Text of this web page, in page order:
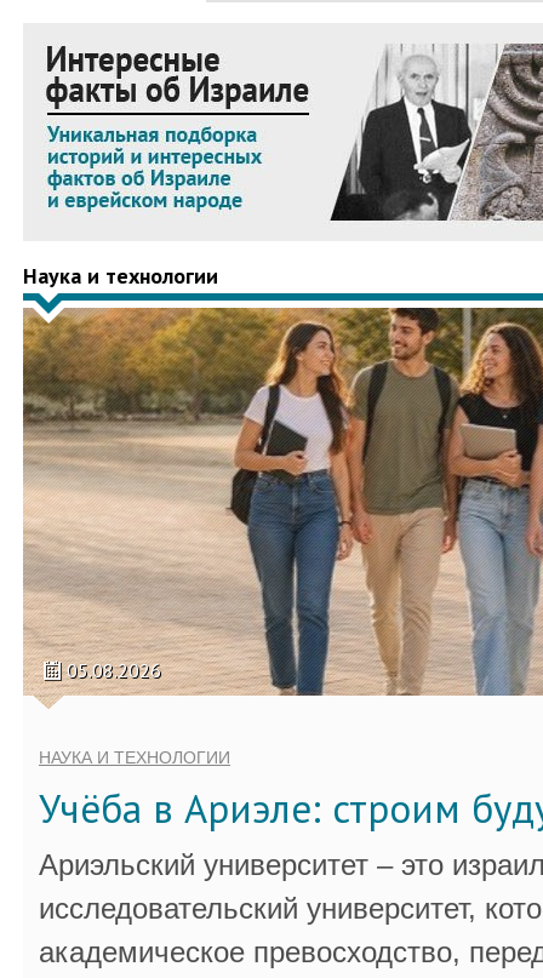
Наука и технологии
05.08.2026
НАУКА И ТЕХНОЛОГИИ
Учёба в Ариэле: строим
Ариэльский университет – это
исследовательский университет,
академическое превосходство,